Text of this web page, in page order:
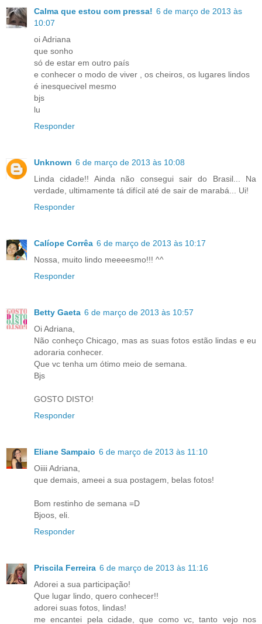
Calma que estou com pressa! 6 de março de 2013 às
10:07
oi Adriana
que sonho
só de estar em outro país
e conhecer o modo de viver , os cheiros, os lugares lindos
é inesquecivel mesmo
bjs
lu
Responder
Unknown 6 de março de 2013 às 10:08
Linda cidade!! Ainda não consegui sair do Brasil... Na
verdade, ultimamente tá difícil até de sair de marabá... Ui!
Responder
Calíope Corrêa 6 de março de 2013 às 10:17
Nossa, muito lindo meeeesmo!!! ^^
Responder
Betty Gaeta 6 de março de 2013 às 10:57
Oi Adriana,
Não conheço Chicago, mas as suas fotos estão lindas e eu
adoraria conhecer.
Que vc tenha um ótimo meio de semana.
Bjs
GOSTO DISTO!
Responder
Eliane Sampaio 6 de março de 2013 às 11:10
Oiiii Adriana,
que demais, ameei a sua postagem, belas fotos!
Bom restinho de semana =D
Bjoos, eli.
Responder
Priscila Ferreira 6 de março de 2013 às 11:16
Adorei a sua participação!
Que lugar lindo, quero conhecer!!
adorei suas fotos, lindas!
me encantei pela cidade, que como vc, tanto vejo nos